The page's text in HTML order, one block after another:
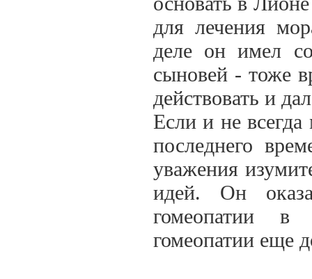
для лечения
деле он имел
сыновей - тоже
действовать и
Если и не всегда
последнего
уважения
идей. Он
гомеопатии
гомеопатии еще